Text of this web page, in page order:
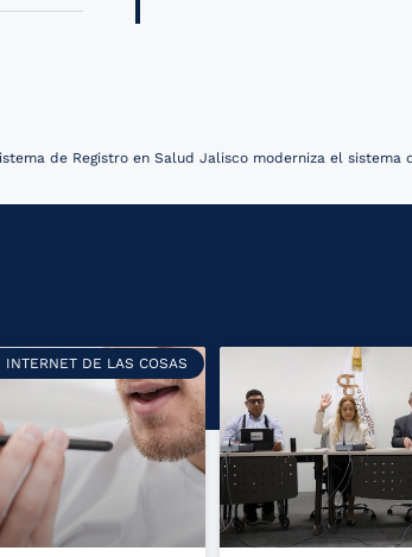
de Registro en Salud Jalisco moderniza el sistema
INTERNET DE LAS COSAS